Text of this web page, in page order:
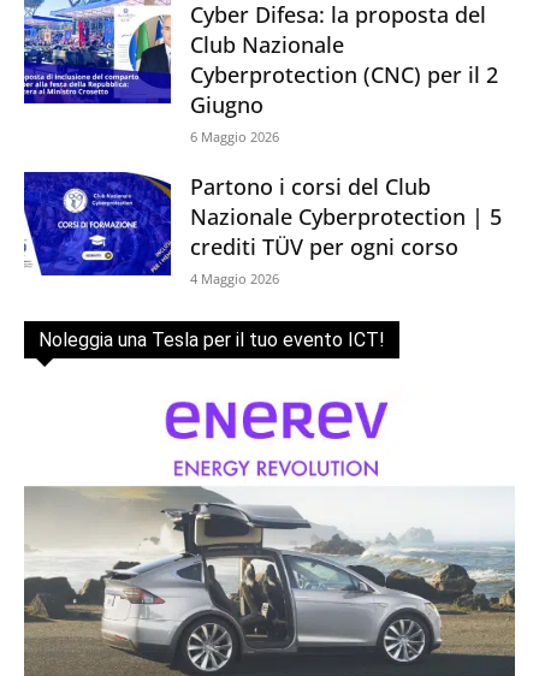
Cyber Difesa: la proposta del
Club Nazionale
Cyberprotection (CNC) per il 2
Giugno
6 Maggio 2026
Partono i corsi del Club
Nazionale Cyberprotection | 5
crediti TÜV per ogni corso
4 Maggio 2026
Noleggia una Tesla per il tuo evento ICT!